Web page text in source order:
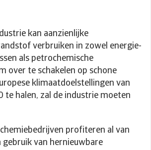
kan aanzienlijke
verbruiken in zowel energie-
als petrochemische
over te schakelen op schone
klimaatdoelstellingen van
te halen, zal de industrie moeten
profiteren al van
van hernieuwbare